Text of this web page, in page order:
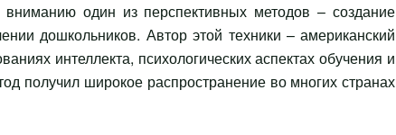
один из перспективных методов – создание
дошкольников. Автор этой техники – американский
интеллекта, психологических аспектах обучения и
получил широкое распространение во многих странах